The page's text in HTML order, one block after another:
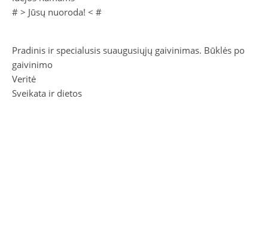
# > Jūsų nuoroda! < #
Pradinis ir specialusis suaugusiųjų gaivinimas. Būklės po
gaivinimo
Veritė
Sveikata ir dietos